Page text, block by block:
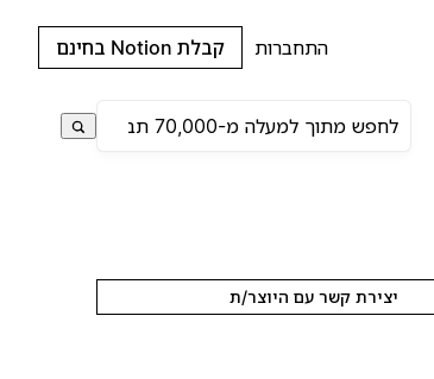
התחברות קבלת Notion בחינם
יצירת קשר עם היוצר/ת